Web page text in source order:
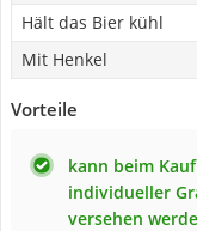
Hält das Bier kühl
Mit Henkel
Vorteile
kann beim
individueller
versehen